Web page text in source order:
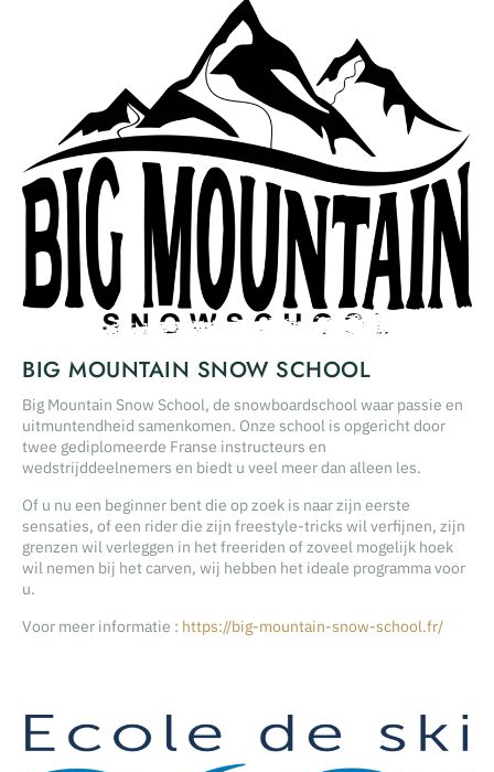
BIG MOUNTAIN SNOW SCHOOL
Big Mountain Snow School, de snowboardschool waar passie en
uitmuntendheid samenkomen. Onze school is opgericht door
twee gediplomeerde Franse instructeurs en
wedstrijddeelnemers en biedt u veel meer dan alleen les.
Of u nu een beginner bent die op zoek is naar zijn eerste
sensaties, of een rider die zijn freestyle-tricks wil verfijnen, zijn
grenzen wil verleggen in het freeriden of zoveel mogelijk hoek
wil nemen bij het carven, wij hebben het ideale programma voor
u.
Voor meer informatie : https://big-mountain-snow-school.fr/